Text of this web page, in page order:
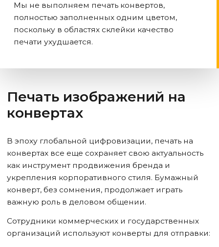
Мы не выполняем печать конвертов,
полностью заполненных одним цветом,
поскольку в областях склейки качество
печати ухудшается.
Печать изображений на
конвертах
В эпоху глобальной цифровизации, печать на
конвертах все еще сохраняет свою актуальность
как инструмент продвижения бренда и
укрепления корпоративного стиля. Бумажный
конверт, без сомнения, продолжает играть
важную роль в деловом общении.
Сотрудники коммерческих и государственных
организаций используют конверты для отправки: